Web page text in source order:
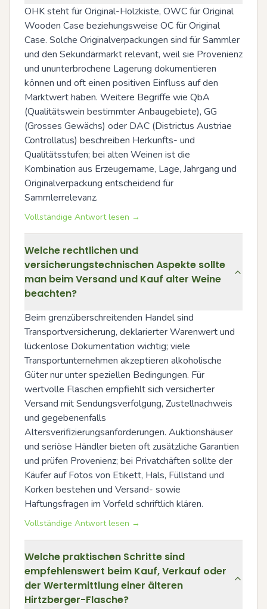
OHK steht für Original-Holzkiste, OWC für Original
Wooden Case beziehungsweise OC für Original
Case. Solche Originalverpackungen sind für Sammler
und den Sekundärmarkt relevant, weil sie Provenienz
und ununterbrochene Lagerung dokumentieren
können und oft einen positiven Einfluss auf den
Marktwert haben. Weitere Begriffe wie QbA
(Qualitätswein bestimmter Anbaugebiete), GG
(Grosses Gewächs) oder DAC (Districtus Austriae
Controllatus) beschreiben Herkunfts- und
Qualitätsstufen; bei alten Weinen ist die
Kombination aus Erzeugername, Lage, Jahrgang und
Originalverpackung entscheidend für
Sammlerrelevanz.
Vollständige Antwort lesen →
Welche rechtlichen und
versicherungstechnischen Aspekte sollte
man beim Versand und Kauf alter Weine
beachten?
Beim grenzüberschreitenden Handel sind
Transportversicherung, deklarierter Warenwert und
lückenlose Dokumentation wichtig; viele
Transportunternehmen akzeptieren alkoholische
Güter nur unter speziellen Bedingungen. Für
wertvolle Flaschen empfiehlt sich versicherter
Versand mit Sendungsverfolgung, Zustellnachweis
und gegebenenfalls
Altersverifizierungsanforderungen. Auktionshäuser
und seriöse Händler bieten oft zusätzliche Garantien
und prüfen Provenienz; bei Privatchäften sollte der
Käufer auf Fotos von Etikett, Hals, Füllstand und
Korken bestehen und Versand- sowie
Haftungsfragen im Vorfeld schriftlich klären.
Vollständige Antwort lesen →
Welche praktischen Schritte sind
empfehlenswert beim Kauf, Verkauf oder
der Wertermittlung einer älteren
Hirtzberger-Flasche?